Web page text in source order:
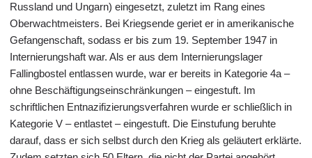
Russland und Ungarn) eingesetzt, zuletzt im Rang eines
Oberwachtmeisters. Bei Kriegsende geriet er in amerikanische
Gefangenschaft, sodass er bis zum 19. September 1947 in
Internierungshaft war. Als er aus dem Internierungslager
Fallingbostel entlassen wurde, war er bereits in Kategorie 4a –
ohne Beschäftigungseinschränkungen – eingestuft. Im
schriftlichen Entnazifizierungsverfahren wurde er schließlich in
Kategorie V – entlastet – eingestuft. Die Einstufung beruhte
darauf, dass er sich selbst durch den Krieg als geläutert erklärte.